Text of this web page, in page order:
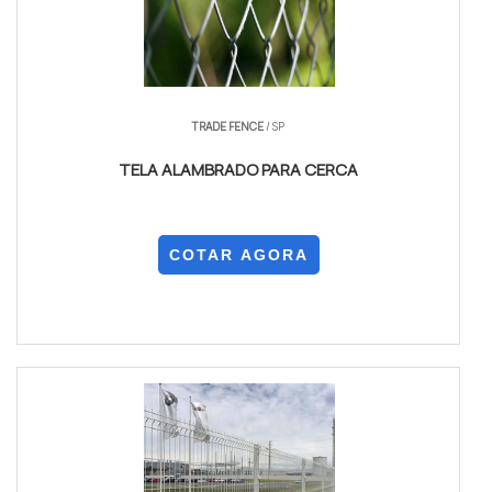
galvanizado com 2,0 mm é equilíbrio comum para
cercas de uso geral. Verifique também o
espaçamento entre postes e necessidade de
arames de reforço horizontais; arame adicional na
base evita abertura da malha com impacto ou tração.
Altura útil: 1,00 m com 10 cm de margem para
Malha recomendada: 25×25 mm a 50×50 mm
conforme função
Para maior durabilidade, combine malha galvanizada
com arame galvanizado de bitola superior e fixação
em postes tratados.
TRADE FENCE/ SP
TELA ALAMBRADO PARA CERCA
COTAR AGORA